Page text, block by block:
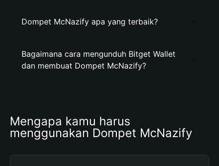
Dompet McNazify apa yang terbaik?
Bagaimana cara mengunduh Bitget Wallet
dan membuat Dompet McNazify?
Mengapa kamu harus
menggunakan Dompet McNazify